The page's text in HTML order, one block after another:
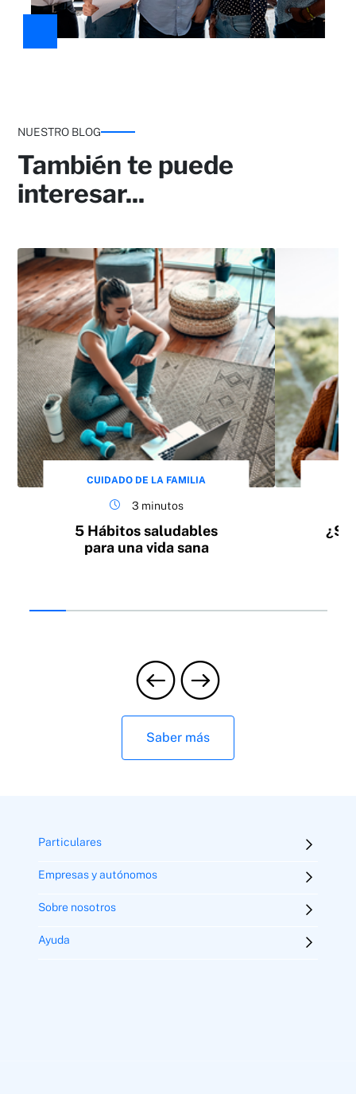
NUESTRO BLOG
También te puede
interesar...
CUIDADO DE LA FAMILIA
3 minutos
5 Hábitos saludables
para una vida sana
Saber más
Particulares
Empresas y autónomos
Sobre nosotros
Ayuda